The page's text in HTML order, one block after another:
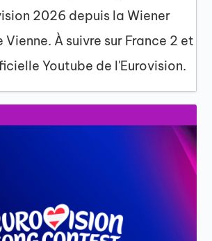
2026 depuis la Wiener
À suivre sur France 2 et
Youtube de l'Eurovision.